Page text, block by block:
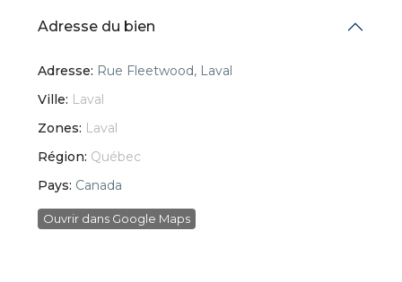
Adresse du bien
Adresse: Rue Fleetwood, Laval
Ville: Laval
Zones: Laval
Région: Québec
Pays: Canada
Ouvrir dans Google Maps